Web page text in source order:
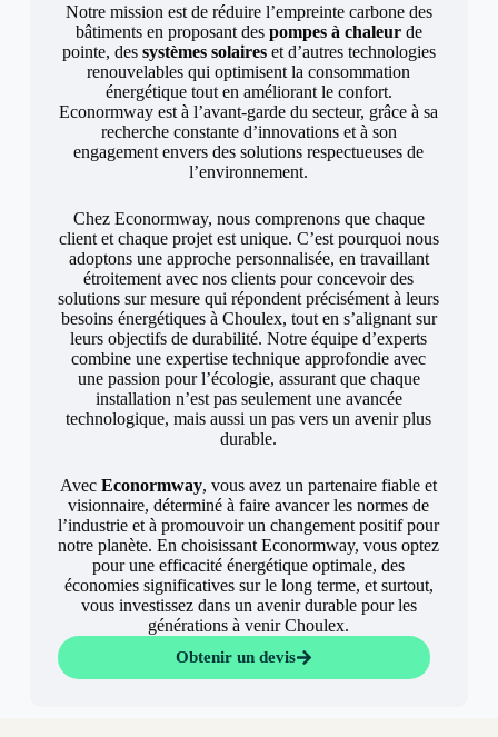
Notre mission est de réduire l’empreinte carbone des
bâtiments en proposant des pompes à chaleurde
pointe, des systèmes solaireset d’autres technologies
renouvelables qui optimisent la consommation
énergétique tout en améliorant le confort.
Econormway est à l’avant-garde du secteur, grâce à sa
recherche constante d’innovations et à son
engagement envers des solutions respectueuses de
l’environnement.
Chez Econormway, nous comprenons que chaque
client et chaque projet est unique. C’est pourquoi nous
adoptons une approche personnalisée, en travaillant
étroitement avec nos clients pour concevoir des
solutions sur mesure qui répondent précisément à leurs
besoins énergétiques à Choulex, tout en s’alignant sur
leurs objectifs de durabilité. Notre équipe d’experts
combine une expertise technique approfondie avec
une passion pour l’écologie, assurant que chaque
installation n’est pas seulement une avancée
technologique, mais aussi un pas vers un avenir plus
durable.
AvecEconormway, vous avez un partenaire fiable et
visionnaire, déterminé à faire avancer les normes de
l’industrie et à promouvoir un changement positif pour
notre planète. En choisissant Econormway, vous optez
pour une efficacité énergétique optimale, des
économies significatives sur le long terme, et surtout,
vous investissez dans un avenir durable pour les
générations à venir Choulex.
Obtenir un devis